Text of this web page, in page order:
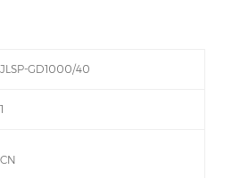
JLSP-GD1000/40
1
CN